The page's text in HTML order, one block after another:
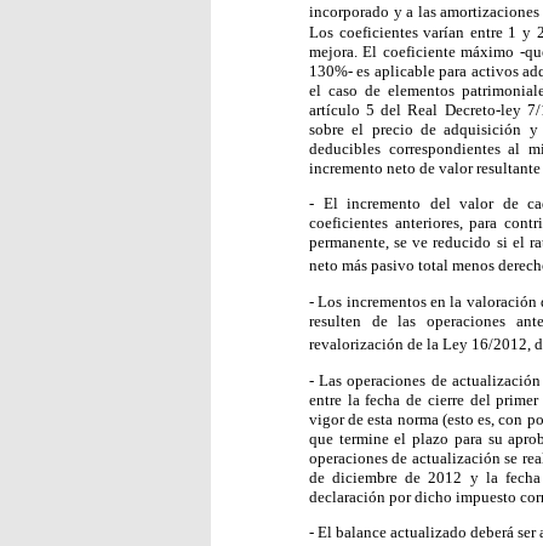
incorporado y a las
Los coeficientes varían entre 1 y
mejora. El coeficiente máximo -
130%- es aplicable para activos
el caso de elementos
artículo 5 del Real Decreto-ley
sobre el precio de adquisición y
deducibles correspondientes al
incremento neto de valor
- El incremento del valor de
coeficientes anteriores, para
permanente, se ve reducido si el
neto más pasivo total menos
- Los incrementos en la valoración
resulten de las operaciones
revalorización de la Ley 16/2012,
- Las operaciones de
entre la fecha de cierre del
vigor de esta norma (esto es, con
que termine el plazo para su
operaciones de actualización se
de diciembre de 2012 y la
declaración por dicho impuesto
- El balance actualizado deberá